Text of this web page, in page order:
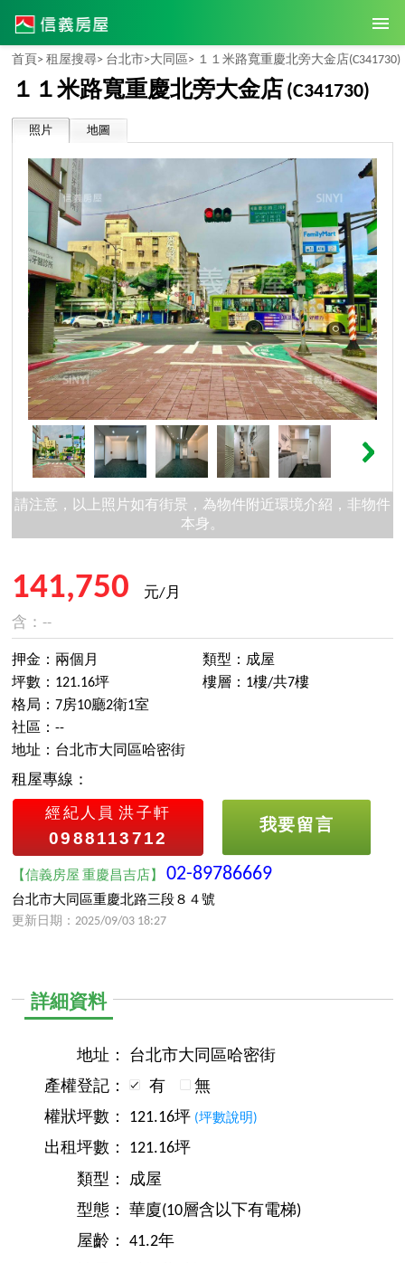
首頁> 租屋搜尋> 台北市>大同區> １１米路寬重慶北旁大金店(C341730)
１１米路寬重慶北旁大金店 (C341730)
照片 地圖
請注意，以上照片如有街景，為物件附近環境介紹，非物件
本身。
141,750
元/月
含：--
押金：兩個月
坪數：121.16坪
類型：成屋
樓層：1樓/共7樓
格局：7房10廳2衛1室
社區：--
地址：台北市大同區哈密街
租屋專線：
經紀人員 洪子軒
0988113712
我要留言
【信義房屋 重慶昌吉店】02-89786669
台北市大同區重慶北路三段８４號
更新日期：2025/09/03 18:27
詳細資料
地址：
台北市大同區哈密街
產權登記：
有
無
權狀坪數：
121.16坪 (坪數說明)
出租坪數：
121.16坪
類型：
成屋
型態：
華廈(10層含以下有電梯)
屋齡：
41.2年